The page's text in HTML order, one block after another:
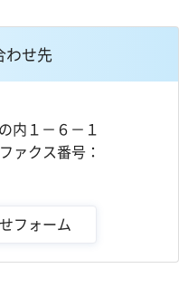
わせ先
１－６－１
ァクス番号：